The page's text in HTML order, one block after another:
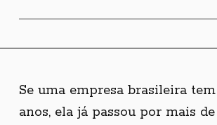
Se uma empresa brasileira
anos, ela já passou por mais